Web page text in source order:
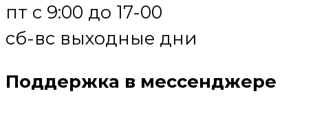
пт с 9:00 до 17-00
сб-вс выходные дни
Поддержка в мессенджере